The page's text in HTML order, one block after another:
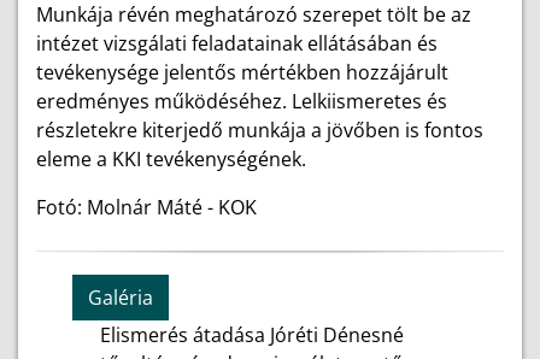
Munkája révén meghatározó szerepet tölt be az
intézet vizsgálati feladatainak ellátásában és
tevékenysége jelentős mértékben hozzájárult
eredményes működéséhez. Lelkiismeretes és
részletekre kiterjedő munkája a jövőben is fontos
eleme a KKI tevékenységének.
Fotó: Molnár Máté - KOK
Galéria
Elismerés átadása Jóréti Dénesné